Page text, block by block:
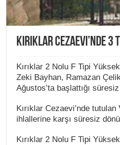
Kırıklar Cezaevi’nde
Kırıklar 2 Nolu F Tipi
Zeki Bayhan, Ramazan
Ağustos’ta başlattığı
Kırıklar Cezaevi’nde
ihlallerine karşı süresiz
Kırıklar 2 Nolu F Tipi